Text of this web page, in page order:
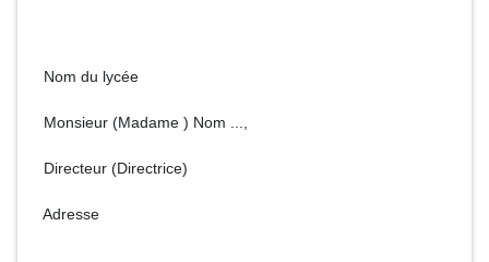
Nom du lycée
Monsieur (Madame ) Nom ...,
Directeur (Directrice)
Adresse